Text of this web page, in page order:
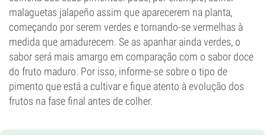
malaguetas jalapeño assim que aparecerem na planta,
começando por serem verdes e tornando-se vermelhas à
medida que amadurecem. Se as apanhar ainda verdes, o
sabor será mais amargo em comparação com o sabor doce
do fruto maduro. Por isso, informe-se sobre o tipo de
pimento que está a cultivar e fique atento à evolução dos
frutos na fase final antes de colher.